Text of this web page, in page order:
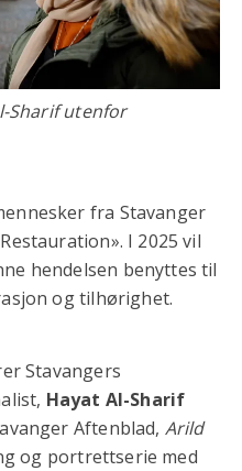
Sharif utenfor
fra Stavanger
I 2025 vil
hendelsen benyttes til
og tilhørighet.
Stavangers
Hayat Al-Sharif
Aftenblad, Arild
og portrettserie med